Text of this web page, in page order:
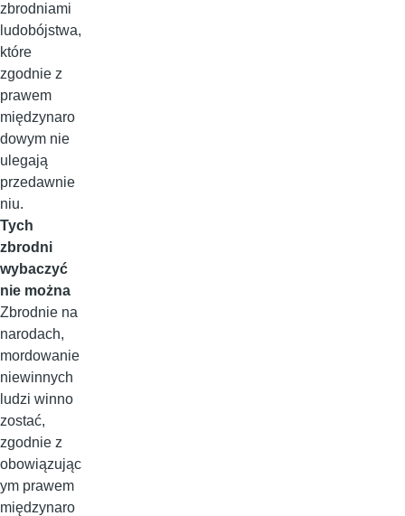
zbrodniami
ludobójstwa,
które
zgodnie z
prawem
międzynaro
dowym nie
ulegają
przedawnie
niu.
Tych
zbrodni
wybaczyć
nie można
Zbrodnie na
narodach,
mordowanie
niewinnych
ludzi winno
zostać,
zgodnie z
obowiązując
ym prawem
międzynaro